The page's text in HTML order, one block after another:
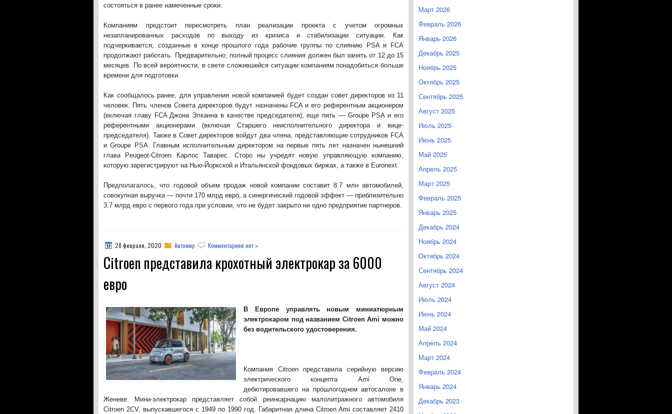
состояться в ранее намеченные сроки.
Компаниям предстоит пересмотреть план реализации проекта с учетом огромных
незапланированных расходов по выходу из кризиса и стабилизации ситуации. Как
подчеркивается, созданные в конце прошлого года рабочие группы по слиянию PSA и FCA
продолжают работать. Предварительно, полный процесс слияния должен был занять от 12 до 15
месяцев. По всей вероятности, в свете сложившейся ситуации компаниям понадобиться больше
времени для подготовки.
Как сообщалось ранее, для управления новой компанией будет создан совет директоров из 11
человек. Пять членов Совета директоров будут назначены FCA и его референтным акционером
(включая главу FCA Джона Элканна в качестве председателя), еще пять — Groupe PSA и его
референтными акционерами (включая Старшего неисполнительного директора и вице-
председателя). Также в Совет директоров войдут два члена, представляющие сотрудников FCA
и Groupe PSA. Главным исполнительным директором на первые пять лет назначен нынешний
глава Peugeot-Citroen Карлос Таварес. Сторо ны учредят новую управляющую компанию,
которую зарегистрируют на Нью-Йоркской и Итальянской фондовых биржах, а также в Euronext.
Предполагалось, что годовой объем продаж новой компании составит 8.7 млн автомобилей,
совокупная выручка — почти 170 млрд евро, а синергический годовой эффект — приблизительно
3.7 млрд евро с первого года при условии, что не будет закрыто ни одно предприятие партнеров.
28 февраля, 2020 Автомир Комментариев нет »
Citroen представила крохотный электрокар за 6000
евро
В Европе управлять новым миниатюрным
электрокаром под названием Citroen Ami можно
без водительского удостоверения.
Компания Citroen представила серийную версию
электрического концепта Ami One,
дебютировавшего на прошлогоднем автосалоне в
Женеве. Мини-электрокар представляет собой реинкарнацию малолитражного автомобиля
Citroen 2CV, выпускавшегося с 1949 по 1990 год. Габаритная длина Citroen Ami составляет 2410
Март 2026
Февраль 2026
Январь 2026
Декабрь 2025
Ноябрь 2025
Октябрь 2025
Сентябрь 2025
Август 2025
Июль 2025
Июнь 2025
Май 2025
Апрель 2025
Март 2025
Февраль 2025
Январь 2025
Декабрь 2024
Ноябрь 2024
Октябрь 2024
Сентябрь 2024
Август 2024
Июль 2024
Июнь 2024
Май 2024
Апрель 2024
Март 2024
Февраль 2024
Январь 2024
Декабрь 2023